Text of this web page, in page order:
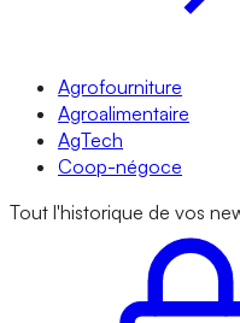
Agrofourniture
Agroalimentaire
AgTech
Coop-négoce
Tout l'historique de vos